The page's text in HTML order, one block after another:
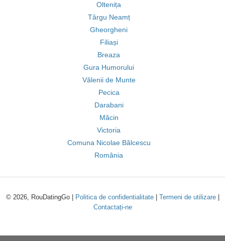
Oltenița
Târgu Neamț
Gheorgheni
Filiași
Breaza
Gura Humorului
Vălenii de Munte
Pecica
Darabani
Măcin
Victoria
Comuna Nicolae Bălcescu
România
© 2026, RouDatingGo | Politica de confidentialitate| Termeni de utilizare|
Contactați-ne